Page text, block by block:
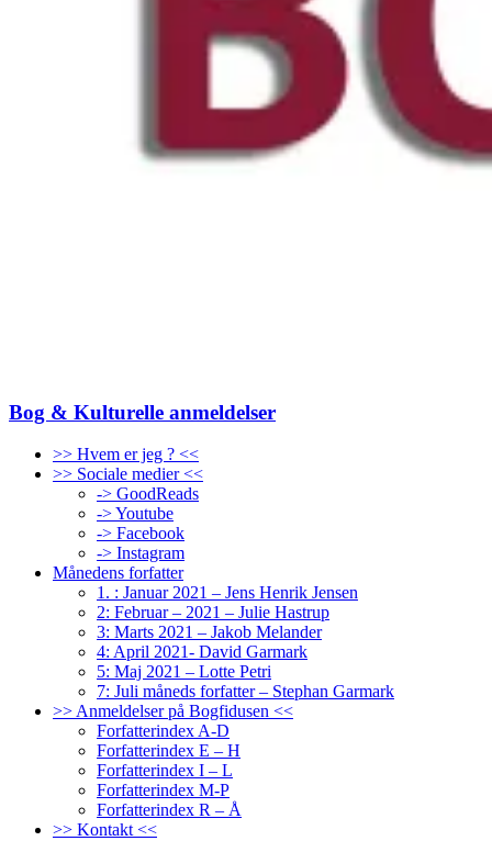
Bog & Kulturelle anmeldelser
>> Hvem er jeg ? <<
>> Sociale medier <<
-> GoodReads
-> Youtube
-> Facebook
-> Instagram
Månedens forfatter
1. : Januar 2021 – Jens Henrik Jensen
2: Februar – 2021 – Julie Hastrup
3: Marts 2021 – Jakob Melander
4: April 2021- David Garmark
5: Maj 2021 – Lotte Petri
7: Juli måneds forfatter – Stephan Garmark
>> Anmeldelser på Bogfidusen <<
Forfatterindex A-D
Forfatterindex E – H
Forfatterindex I – L
Forfatterindex M-P
Forfatterindex R – Å
>> Kontakt <<